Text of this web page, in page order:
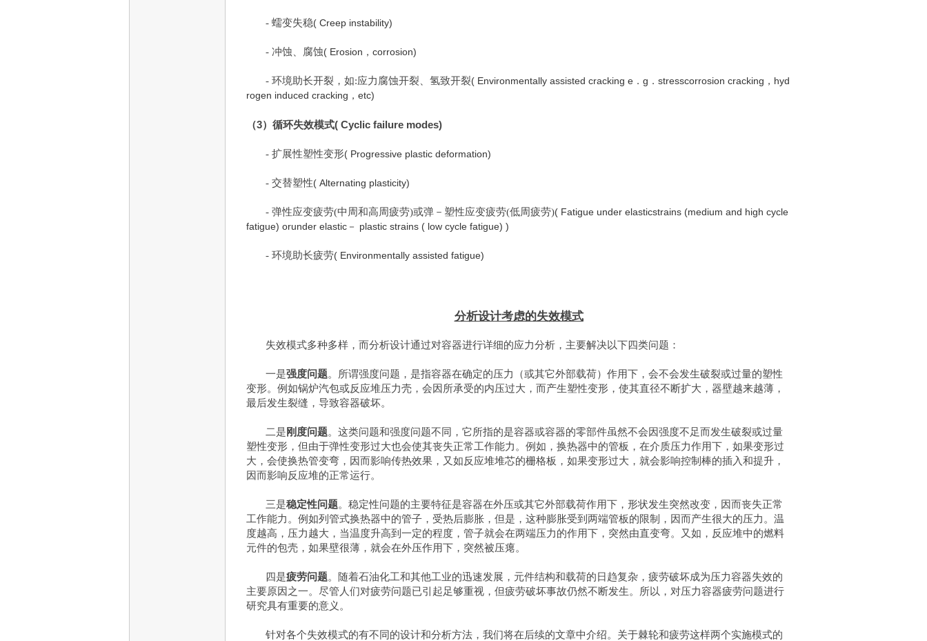
- 蠕变失稳( Creep instability)
- 冲蚀、腐蚀( Erosion，corrosion)
- 环境助长开裂，如:应力腐蚀开裂、氢致开裂( Environmentally assisted cracking e．g．stresscorrosion cracking，hyd
rogen induced cracking，etc)
（3） 循环失效模式( Cyclic failure modes)
- 扩展性塑性变形( Progressive plastic deformation)
- 交替塑性( Alternating plasticity)
- 弹性应变疲劳(中周和高周疲劳)或弹－塑性应变疲劳(低周疲劳)( Fatigue under elasticstrains (medium and high cycle
fatigue) orunder elastic－ plastic strains ( low cycle fatigue) )
- 环境助长疲劳( Environmentally assisted fatigue)
分析设计考虑的失效模式
失效模式多种多样，而分析设计通过对容器进行详细的应力分析，主要解决以下四类问题：
一是强度问题。所谓强度问题，是指容器在确定的压力（或其它外部载荷）作用下，会不会发生破裂或过量的塑性
变形。例如锅炉汽包或反应堆压力壳，会因所承受的内压过大，而产生塑性变形，使其直径不断扩大，器壁越来越薄，
最后发生裂缝，导致容器破坏。
二是 刚度问题。这类问题和强度问题不同，它所指的是容器或容器的零部件虽然不会因强度不足而发生破裂或过量
塑性变形，但由于弹性变形过大也会使其丧失正常工作能力。例如，换热器中的管板，在介质压力作用下，如果变形过
大，会使换热管变弯，因而影响传热效果，又如反应堆堆芯的栅格板，如果变形过大，就会影响控制棒的插入和提升，
因而影响反应堆的正常运行。
三是稳定性问题。稳定性问题的主要特征是容器在外压或其它外部载荷作用下，形状发生突然改变，因而丧失正常
工作能力。例如列管式换热器中的管子，受热后膨胀，但是，这种膨胀受到两端管板的限制，因而产生很大的压力。温
度越高，压力越大，当温度升高到一定的程度，管子就会在两端压力的作用下，突然由直变弯。又如，反应堆中的燃料
元件的包壳，如果壁很薄，就会在外压作用下，突然被压瘪。
四是疲劳问题。随着石油化工和其他工业的迅速发展，元件结构和载荷的日趋复杂，疲劳破坏成为压力容器失效的
主要原因之一。尽管人们对疲劳问题已引起足够重视，但疲劳破坏事故仍然不断发生。所以，对压力容器疲劳问题进行
研究具有重要的意义。
针对各个失效模式的有不同的设计和分析方法，我们将在后续的文章中介绍。关于棘轮和疲劳这样两个实施模式的